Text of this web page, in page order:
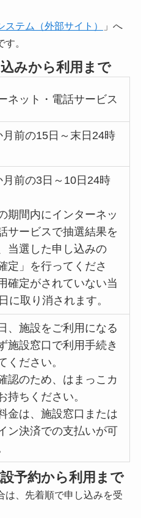
テム（外部サイト）
」へ
。
みから利用まで
ネット・電話サービス
月前の15日～末日24時
月前の3日～10日24時
期間内にインターネッ
サービスで抽選結果を
当選した申し込みの
定」を行ってくださ
確定がされていない当
に取り消されます。
、施設をご利用になる
施設窓口で利用手続き
ください。
認のため、はまっこカ
持ちください。
金は、施設窓口または
ン決済での支払いが可
予約から利用まで
は、先着順で申し込みを受